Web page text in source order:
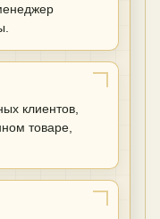
клиентов,
товаре,